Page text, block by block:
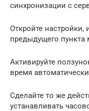
синхронизации с
Откройте настройки,
предыдущего пункта
Активируйте
время
Сделайте то же
устанавливать